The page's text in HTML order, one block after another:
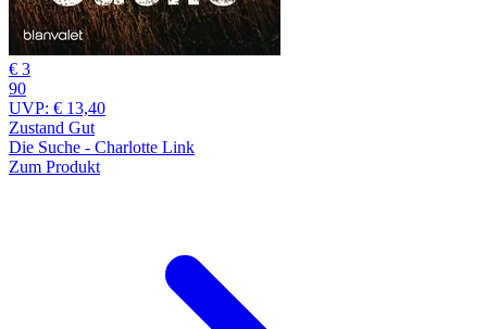
€ 3
90
UVP: € 13,40
Zustand Gut
Die Suche - Charlotte Link
Zum Produkt